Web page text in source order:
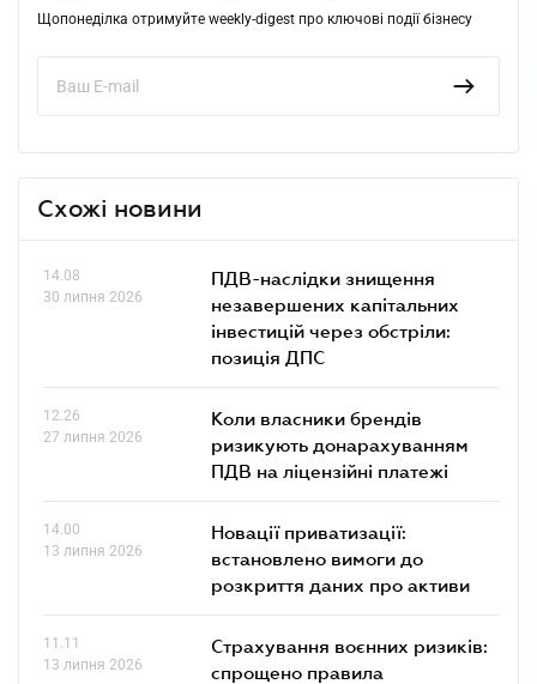
Щопонеділка отримуйте weekly-digest про ключові події бізнесу
Схожі новини
14.08
30 липня 2026
ПДВ-наслідки знищення
незавершених капітальних
інвестицій через обстріли:
позиція ДПС
12.26
27 липня 2026
Коли власники брендів
ризикують донарахуванням
ПДВ на ліцензійні платежі
14.00
13 липня 2026
Новації приватизації:
встановлено вимоги до
розкриття даних про активи
11.11
13 липня 2026
Страхування воєнних ризиків:
спрощено правила